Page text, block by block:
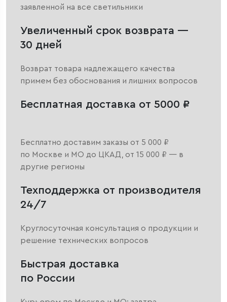
заявленной на все светильники
Увеличенный срок возврата —
30 дней
Возврат товара надлежащего качества
примем без обоснования и лишних вопросов
Бесплатная доставка от 5000 ₽
Бесплатно доставим заказы от 5 000 ₽
по Москве и МО до ЦКАД, от 15 000 ₽ — в
другие регионы
Техподдержка от производителя
24/7
Круглосуточная консультация о продукции и
решение технических вопросов
Быстрая доставка
по России